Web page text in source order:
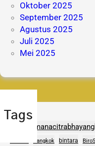
Oktober 2025
September 2025
Agustus 2025
Juli 2025
Mei 2025
Tags
Bangkok bintara